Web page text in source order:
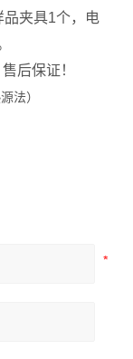
品夹具1个，电
后保证！